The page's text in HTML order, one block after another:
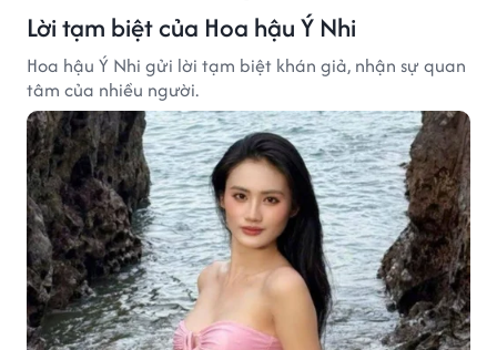
Lời tạm biệt của Hoa hậu Ý Nhi
Hoa hậu Ý Nhi gửi lời tạm biệt khán giả, nhận sự quan
tâm của nhiều người.